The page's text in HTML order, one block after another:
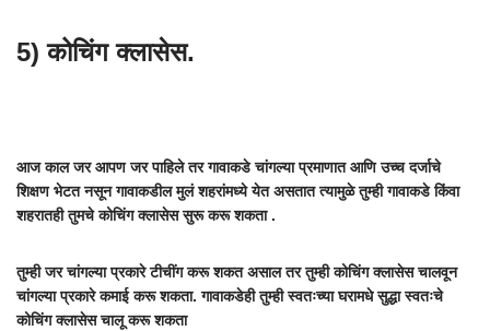
5) कोचिंग क्लासेस.
आज काल जर आपण जर पाहिले तर गावाकडे चांगल्या प्रमाणात आणि उच्च दर्जाचे
शिक्षण भेटत नसून गावाकडील मुलं शहरांमध्ये येत असतात त्यामुळे तुम्ही गावाकडे किंवा
शहरातही तुमचे कोचिंग क्लासेस सुरू करू शकता .
तुम्ही जर चांगल्या प्रकारे टीचींग करू शकत असाल तर तुम्ही कोचिंग क्लासेस चालवून
चांगल्या प्रकारे कमाई करू शकता. गावाकडेही तुम्ही स्वतःच्या घरामधे सुद्धा स्वतःचे
कोचिंग क्लासेस चालू करू शकता